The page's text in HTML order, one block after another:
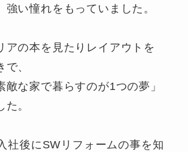
強い憧れをもっていました。
アの本を見たりレイアウトを
、
敵な家で暮らすのが1つの夢」
。
社後にSWリフォームの事を知